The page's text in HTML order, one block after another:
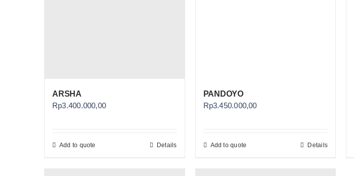
ARSHA
Rp3.400.000,00
Add to quote Details
PANDOYO
Rp3.450.000,00
Add to quote Details